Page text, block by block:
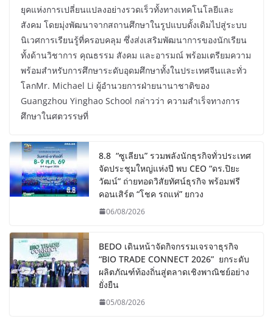
ยุคแห่งการเปลี่ยนแปลงอย่างรวดเร็วทั้งทางเทคโนโลยีและ
สังคม โดยมุ่งพัฒนาจากสถานศึกษาในรูปแบบดั้งเดิมไปสู่ระบบ
นิเวศการเรียนรู้ที่ครอบคลุม ซึ่งส่งเสริมพัฒนาการของนักเรียน
ทั้งด้านวิชาการ คุณธรรม สังคม และอารมณ์ พร้อมเตรียมความ
พร้อมสำหรับการศึกษาระดับอุดมศึกษาทั้งในประเทศจีนและทั่ว
โลกMr. Michael Li ผู้อำนวยการฝ่ายนานาชาติของ
Guangzhou Yinghao School กล่าวว่า ความสำเร็จทางการ
ศึกษาในศตวรรษที่
8.8 “ซูเลียน” รวมพลังนักธุรกิจทั่วประเทศ
จัดประชุมใหญ่แห่งปี พบ CEO “ดร.ปิยะ
วัฒน์” ถ่ายทอดวิสัยทัศน์ธุรกิจ พร้อมฟรี
คอนเสิร์ต “โชค รถแห่” ยกวง
06/08/2026
BEDO เดินหน้าจัดกิจกรรมเจรจาธุรกิจ
“BIO TRADE CONNECT 2026” ยกระดับ
ผลิตภัณฑ์ท้องถิ่นสู่ตลาดเชิงพาณิชย์อย่าง
ยั่งยืน
05/08/2026